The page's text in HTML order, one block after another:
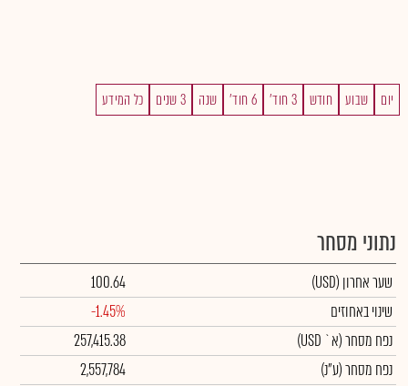
יום שבוע חודש 3 חוד' 6 חוד' שנה 3 שנים כל המידע
נתוני מסחר
שער אחרון (USD)
100.64
שינוי באחוזים
-1.45%
נפח מסחר(א` USD)
257,415.38
נפח מסחר(ע"נ)
2,557,784